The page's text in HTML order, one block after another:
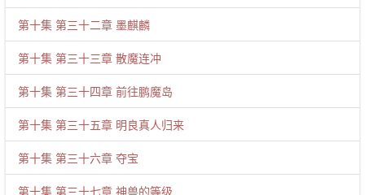
第十集 第三十二章 墨麒麟
第十集 第三十三章 散魔连冲
第十集 第三十四章 前往鹏魔岛
第十集 第三十五章 明良真人归来
第十集 第三十六章 夺宝
第十集 第三十七章 神兽的等级